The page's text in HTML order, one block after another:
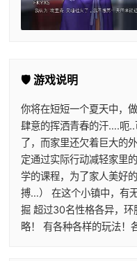
🛡️ 游戏说明
你将在短短一个夏天中，
肆意的挥洒青春的汗….呃
了，而家里还欠着巨大的
定通过实际行动减轻家里
学的课程，为了家人美好
搏…） 在这个小镇中，有
掘 超过30名性格各异，环
略！ 有各种各样的玩法！